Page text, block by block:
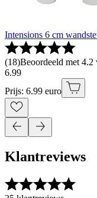
Intensions 6 cm
(18)Beoordeeld met 4.2
6.99
Prijs: 6.99 euro
Klantreviews